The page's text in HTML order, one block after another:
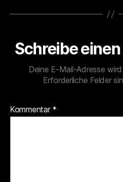
Schreibe
Deine E-Mail-Adresse
Erforderliche Felder
Kommentar *